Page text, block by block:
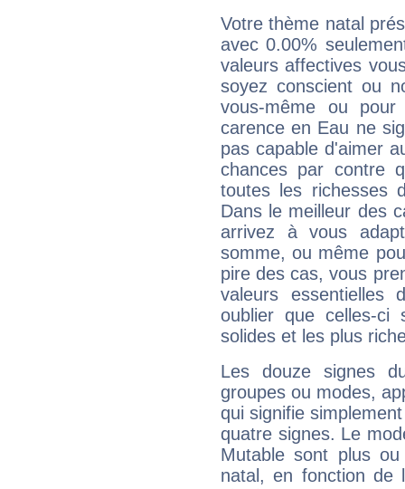
Votre thème natal
avec 0.00%
valeurs affectives
soyez conscient ou
vous-même ou
carence en Eau ne
pas capable d'aimer
chances par contre
toutes les richesses
Dans le meilleur des
arrivez à vous
somme, ou même
pire des cas, vous
valeurs
oublier que celles-
solides et les plus
Les douze signes
groupes ou modes,
qui signifie
quatre signes. Le
Mutable sont plus
natal, en fonction de